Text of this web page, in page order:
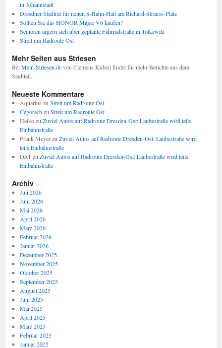
in Johannstadt
Dresdner Stadtrat für neuen S-Bahn-Halt am Richard-Strauss-Platz
Sollten Sie das HONOR Magic V6 kaufen?
Senioren ärgern sich über geplante Fahrradstraße in Tolkewitz
Streit um Radroute Ost
Mehr Seiten aus Striesen
Bei Mein-Striesen.devon Clemens Kubeil findet Ihr mehr Berichte aus dem
Stadtteil.
Neueste Kommentare
Aquarius zu Streit um Radroute Ost
Cegorachzu Streit um Radroute Ost
Heikozu Zuviel Autos auf Radroute Dresden-Ost: Laubestraße wird teils
Einbahnstraße
Frank Meyerzu Zuviel Autos auf Radroute Dresden-Ost: Laubestraße wird
teils Einbahnstraße
DATzu Zuviel Autos auf Radroute Dresden-Ost: Laubestraße wird teils
Einbahnstraße
Archiv
Juli 2026
Juni 2026
Mai 2026
April 2026
März 2026
Februar 2026
Januar 2026
Dezember 2025
November 2025
Oktober 2025
September 2025
August 2025
Juni 2025
Mai 2025
April 2025
März 2025
Februar 2025
Januar 2025